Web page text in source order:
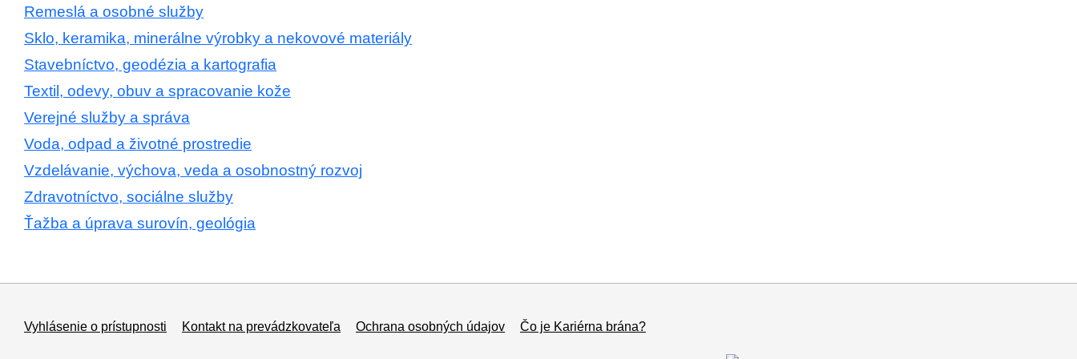
Remeslá a osobné služby
Sklo, keramika, minerálne výrobky a nekovové materiály
Stavebníctvo, geodézia a kartografia
Textil, odevy, obuv a spracovanie kože
Verejné služby a správa
Voda, odpad a životné prostredie
Vzdelávanie, výchova, veda a osobnostný rozvoj
Zdravotníctvo, sociálne služby
Ťažba a úprava surovín, geológia
Vyhlásenie o prístupnosti Kontakt na prevádzkovateľa Ochrana osobných údajov Čo je Kariérna brána?